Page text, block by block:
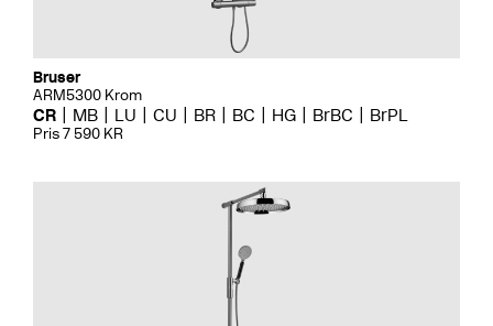
Bruser
ARM5300 Krom
CR MB LU CU BR BC HG BrBC BrPL
Pris 7 590 KR